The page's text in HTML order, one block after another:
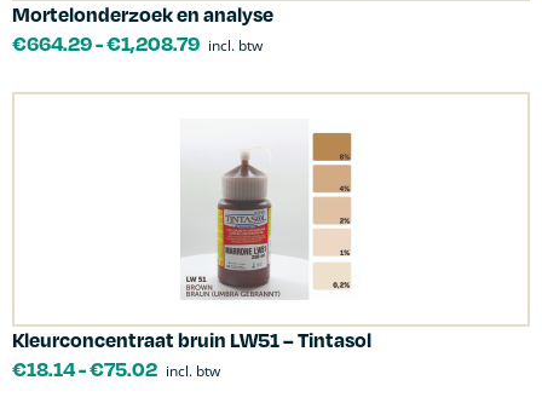
Mortelonderzoek en analyse
€664.29-€1,208.79 incl. btw
Kleurconcentraat bruin LW51 – Tintasol
€18.14-€75.02 incl. btw